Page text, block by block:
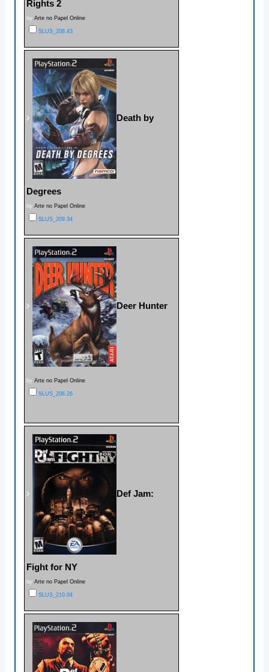
Rights 2
by Arte no Papel Online
SLUS_208.43
Death by
Degrees
by Arte no Papel Online
SLUS_209.34
Deer Hunter
by Arte no Papel Online
SLUS_206.26
Def Jam:
Fight for NY
by Arte no Papel Online
SLUS_210.04